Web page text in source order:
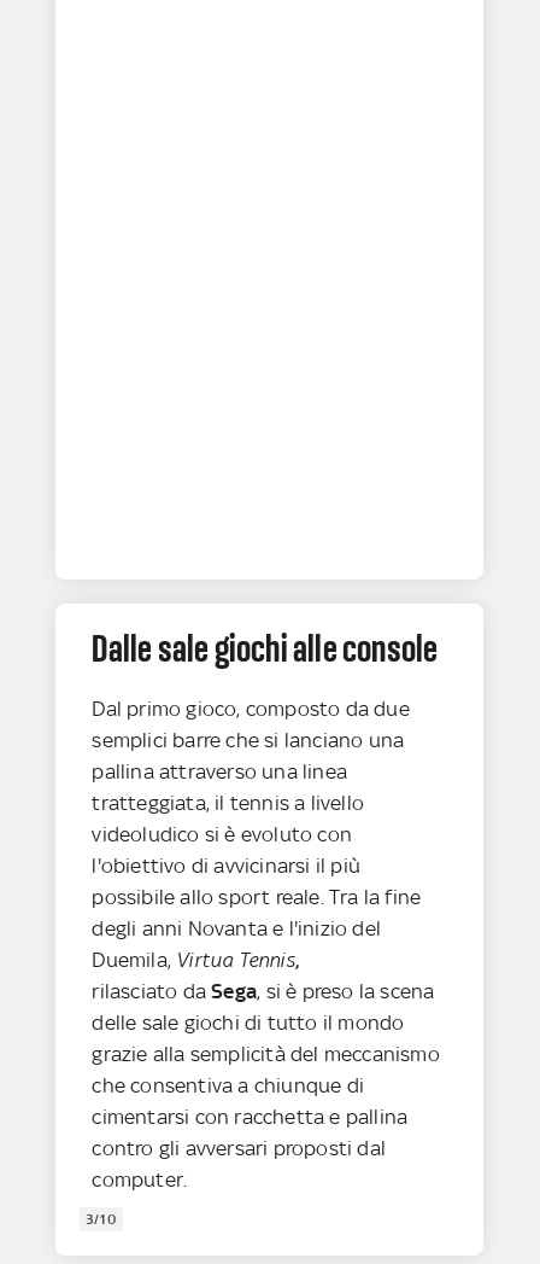
Dalle sale giochi alle console
Dal primo gioco, composto da due
semplici barre che si lanciano una
pallina attraverso una linea
tratteggiata, il tennis a livello
videoludico si è evoluto con
l'obiettivo di avvicinarsi il più
possibile allo sport reale. Tra la fine
degli anni Novanta e l'inizio del
Duemila, Virtua Tennis,
rilasciato daSega, si è preso la scena
delle sale giochi di tutto il mondo
grazie alla semplicità del meccanismo
che consentiva a chiunque di
cimentarsi con racchetta e pallina
contro gli avversari proposti dal
computer.
3/10